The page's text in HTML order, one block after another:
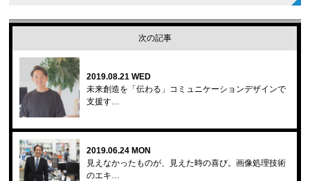
次の記事
2019.08.21 WED
未来創造を「伝わる」コミュニケーションデザインで
支援す…
2019.06.24 MON
見えなかったものが、見えた時の喜び。画像処理技術
のエキ…